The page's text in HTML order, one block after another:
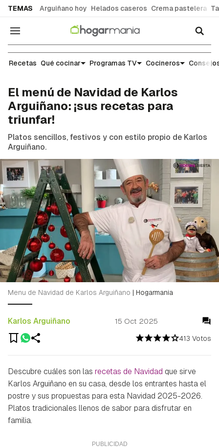
TEMAS Arguiñano hoy Helados caseros Crema pastelera
Navegación
Cocina
Recetas Qué cocinar Programas TV Cocineros
El menú de Navidad de Karlos
Arguiñano: ¡sus recetas para
triunfar!
Platos sencillos, festivos y con estilo propio de Karlos
Arguiñano.
413 Votos
Karlos Arguiñano 15 Oct 2025
Menu de Navidad de Karlos Arguiñano | Hogarmania
Descubre cuáles son las recetas de Navidad que sirve
Karlos Arguiñano en su casa, desde los entrantes hasta el
postre y sus propuestas para esta Navidad 2025-2026.
Platos tradicionales llenos de sabor para disfrutar en
familia.